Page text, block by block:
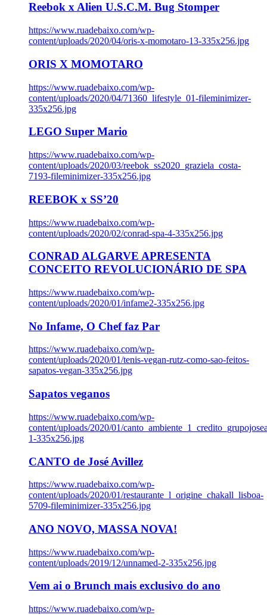
Reebok x Alien U.S.C.M. Bug Stomper
https://www.ruadebaixo.com/wp-
content/uploads/2020/04/oris-x-momotaro-13-335x256.jpg
ORIS X MOMOTARO
https://www.ruadebaixo.com/wp-
content/uploads/2020/04/71360_lifestyle_01-fileminimizer-
335x256.jpg
LEGO Super Mario
https://www.ruadebaixo.com/wp-
content/uploads/2020/03/reebok_ss2020_graziela_costa-
7193-fileminimizer-335x256.jpg
REEBOK x SS’20
https://www.ruadebaixo.com/wp-
content/uploads/2020/02/conrad-spa-4-335x256.jpg
CONRAD ALGARVE APRESENTA
CONCEITO REVOLUCIONÁRIO DE SPA
https://www.ruadebaixo.com/wp-
content/uploads/2020/01/infame2-335x256.jpg
No Infame, O Chef faz Par
https://www.ruadebaixo.com/wp-
content/uploads/2020/01/tenis-vegan-rutz-como-sao-feitos-
sapatos-vegan-335x256.jpg
Sapatos veganos
https://www.ruadebaixo.com/wp-
content/uploads/2020/01/
1-335x256.jpg
CANTO de José Avillez
https://www.ruadebaixo.com/wp-
content/uploads/2020/01/restaurante_l_origine_chakall_lisboa-
5709-fileminimizer-335x256.jpg
ANO NOVO, MASSA NOVA!
https://www.ruadebaixo.com/wp-
content/uploads/2019/12/unnamed-2-335x256.jpg
Vem ai o Brunch mais exclusivo do ano
https://www.ruadebaixo.com/wp-